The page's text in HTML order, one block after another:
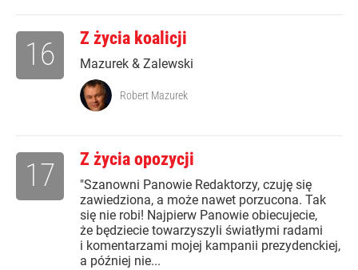
Z życia koalicji
Mazurek & Zalewski
16
Robert Mazurek
Z życia opozycji
"Szanowni Panowie Redaktorzy, czuję się
zawiedziona, a może nawet porzucona. Tak
się nie robi! Najpierw Panowie obiecujecie,
że będziecie towarzyszyli światłymi radami
i komentarzami mojej kampanii prezydenckiej,
a później nie...
17